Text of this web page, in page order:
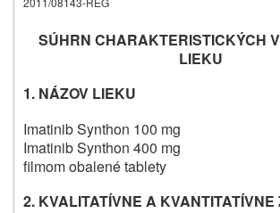
SÚHRN CHARAKTERISTICKÝCH
LIEKU
1. NÁZOV LIEKU
Imatinib Synthon 100 mg
Imatinib Synthon 400 mg
filmom obalené tablety
2. KVALITATÍVNE A KVANTITATÍVNE